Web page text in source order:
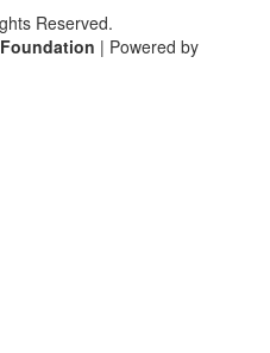
Reserved.
| Powered by